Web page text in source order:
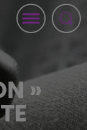
»